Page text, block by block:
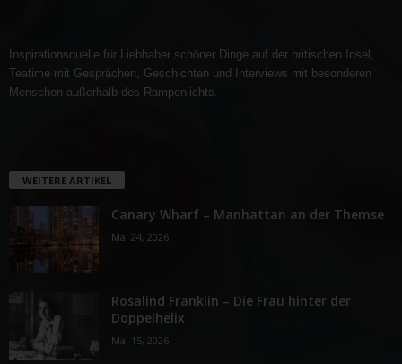
Inspirationsquelle für Liebhaber schöner Dinge auf der britischen Insel,
Teatime mit Gesprächen, Geschichten und Interviews mit besonderen
Menschen außerhalb des Rampenlichts.
WEITERE ARTIKEL
Canary Wharf – Manhattan an der Themse
Mai 24, 2026
Rosalind Franklin – Die Frau hinter der
Doppelhelix
Mai 15, 2026